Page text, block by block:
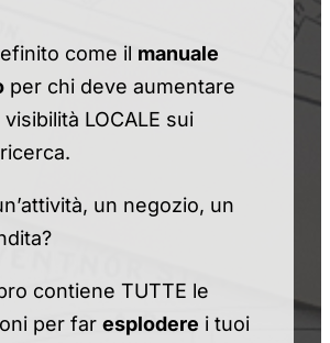
come il manuale
per chi deve aumentare
LOCALE sui
un negozio, un
contiene TUTTE le
per far esplodere i tuoi